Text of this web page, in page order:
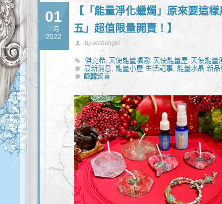
01
二月
2022
【「能量淨化蠟燭」原來要這
五」超值限量開賣！】
by archangel
傑克希, 天使能量噴霧, 天使能量屋, 天使能量
間,淨化蠟燭,能量化煞,豐盛能量油,轉化能量
最新消息, 能量小屋 生活記事, 能量水晶 新
趣談,
0 篇留言